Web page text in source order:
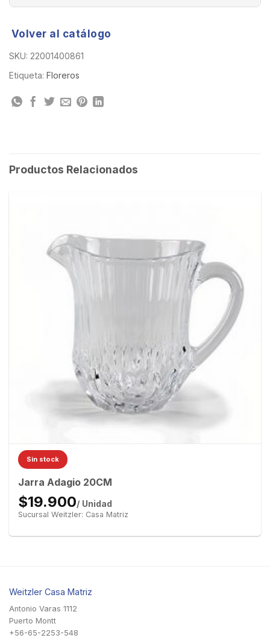
Volver al catálogo
SKU: 22001400861
Etiqueta: Floreros
Productos Relacionados
Sin stock
Jarra Adagio 20CM
$19.900/ Unidad
Sucursal Weitzler: Casa Matriz
Weitzler Casa Matriz
Antonio Varas 1112
Puerto Montt
+56-65-2253-548